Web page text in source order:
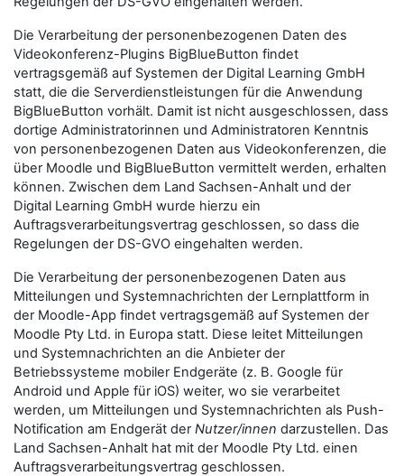
Die Verarbeitung der personenbezogenen Daten des
Videokonferenz-Plugins BigBlueButton findet
vertragsgemäß auf Systemen der Digital Learning GmbH
statt, die die Serverdienstleistungen für die Anwendung
BigBlueButton vorhält. Damit ist nicht ausgeschlossen, dass
dortige Administratorinnen und Administratoren Kenntnis
von personenbezogenen Daten aus Videokonferenzen, die
über Moodle und BigBlueButton vermittelt werden, erhalten
können. Zwischen dem Land Sachsen-Anhalt und der
Digital Learning GmbH wurde hierzu ein
Auftragsverarbeitungsvertrag geschlossen, so dass die
Regelungen der DS-GVO eingehalten werden.
Die Verarbeitung der personenbezogenen Daten aus
Mitteilungen und Systemnachrichten der Lernplattform in
der Moodle-App findet vertragsgemäß auf Systemen der
Moodle Pty Ltd. in Europa statt. Diese leitet Mitteilungen
und Systemnachrichten an die Anbieter der
Betriebssysteme mobiler Endgeräte (z. B. Google für
Android und Apple für iOS) weiter, wo sie verarbeitet
werden, um Mitteilungen und Systemnachrichten als Push-
Notification am Endgerät derNutzer/innen darzustellen. Das
Land Sachsen-Anhalt hat mit der Moodle Pty Ltd. einen
Auftragsverarbeitungsvertrag geschlossen.